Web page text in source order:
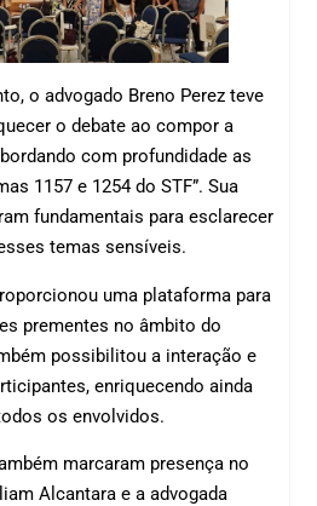
o advogado Breno Perez teve
o debate ao compor a
com profundidade as
1157 e 1254 do STF”. Sua
fundamentais para esclarecer
temas sensíveis.
uma plataforma para
prementes no âmbito do
possibilitou a interação e
enriquecendo ainda
os envolvidos.
marcaram presença no
Alcantara e a advogada